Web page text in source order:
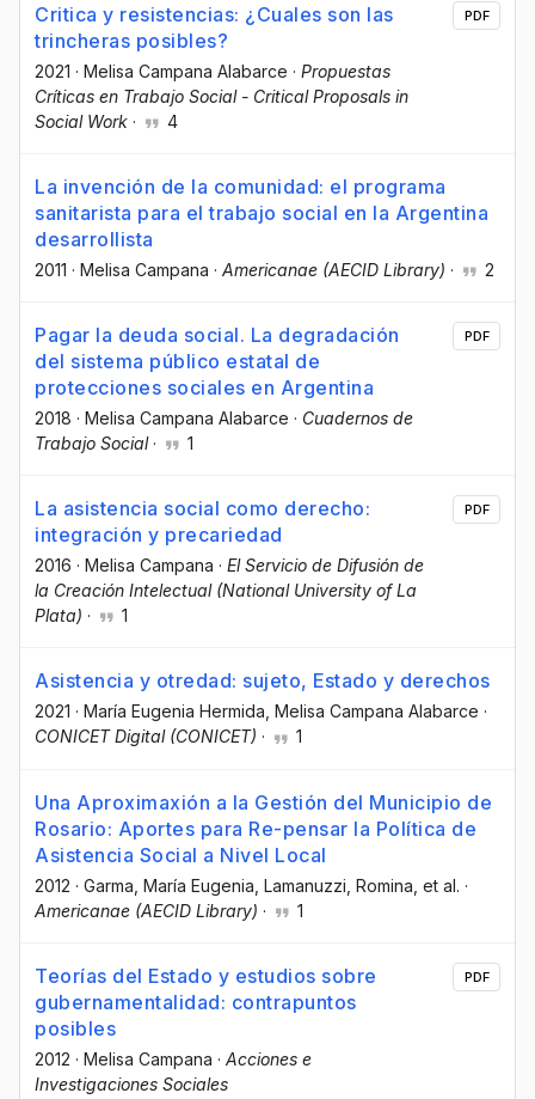
Critica y resistencias: ¿Cuales son las
trincheras posibles?
2021 · Melisa Campana Alabarce · Propuestas
Críticas en Trabajo Social - Critical Proposals in
Social Work · 4
PDF
La invención de la comunidad: el programa
sanitarista para el trabajo social en la Argentina
desarrollista
2011 · Melisa Campana · Americanae (AECID Library) · 2
Pagar la deuda social. La degradación
del sistema público estatal de
protecciones sociales en Argentina
2018 · Melisa Campana Alabarce · Cuadernos de
Trabajo Social· 1
PDF
La asistencia social como derecho:
integración y precariedad
2016 · Melisa Campana · El Servicio de Difusión de
la Creación Intelectual (National University of La
Plata) · 1
PDF
Asistencia y otredad: sujeto, Estado y derechos
2021 · María Eugenia Hermida , Melisa Campana Alabarce ·
CONICET Digital (CONICET) · 1
Una Aproximaxión a la Gestión del Municipio de
Rosario: Aportes para Re-pensar la Política de
Asistencia Social a Nivel Local
2012 · Garma, María Eugenia , Lamanuzzi, Romina , et al. ·
Americanae (AECID Library) · 1
Teorías del Estado y estudios sobre
gubernamentalidad: contrapuntos
posibles
2012 · Melisa Campana · Acciones e
Investigaciones Sociales
PDF